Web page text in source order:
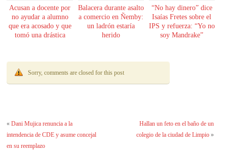
Acusan a docente por
no ayudar a alumno
que era acosado y que
tomó una drástica
Balacera durante asalto
a comercio en Ñemby:
un ladrón estaría
herido
“No hay dinero” dice
Isaías Fretes sobre el
IPS y refuerza: “Yo no
soy Mandrake”
Sorry, comments are closed for this post
«Dani Mujica renuncia a la
intendencia de CDE y asume concejal
en su reemplazo
Hallan un feto en el baño de un
colegio de la ciudad de Limpio»